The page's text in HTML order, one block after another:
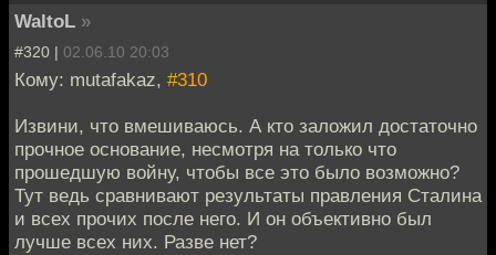
WaltoL »
#320 | 02.06.10 20:03
Кому: mutafakaz, #310
Извини, что вмешиваюсь. А кто заложил достаточно
прочное основание, несмотря на только что
прошедшую войну, чтобы все это было возможно?
Тут ведь сравнивают результаты правления Сталина
и всех прочих после него. И он объективно был
лучше всех них. Разве нет?